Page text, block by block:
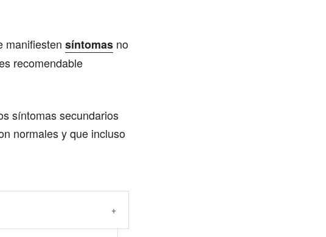
manifiesten síntomas no
recomendable
síntomas secundarios
normales y que incluso